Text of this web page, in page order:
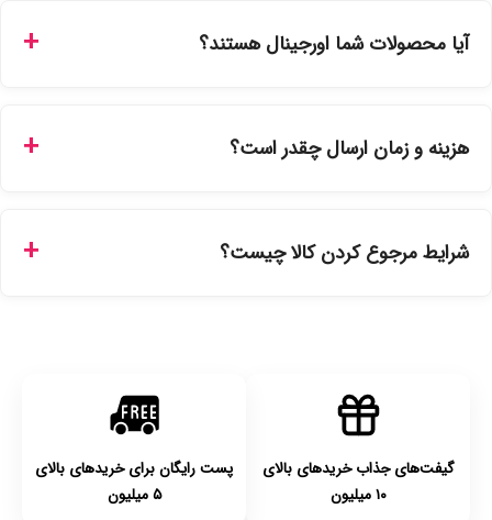
سفارشات در سایت، وضعیت لحظه‌ای مرسوله را مشاهده کنید.
آیا محصولات شما اورجینال هستند؟
نمایندگی‌های معتبر تهیه شده و دارای بچ‌کد قابل استعلام هستند.
هزینه و زمان ارسال چقدر است؟
انتخاب کنید و برای شهرستان‌ها بین یک الی ۳ روز کاری از طریق
شرایط مرجوع کردن کالا چیست؟
گیفت‌های جذاب خریدهای بالای
۱۰ میلیون
پست رایگان برای خریدهای بالای
۵ میلیون